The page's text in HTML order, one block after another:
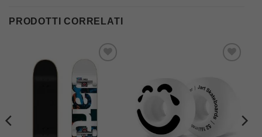
PRODOTTI CORRELATI
Aggiungi
alla lista
dei
desideri
desideri